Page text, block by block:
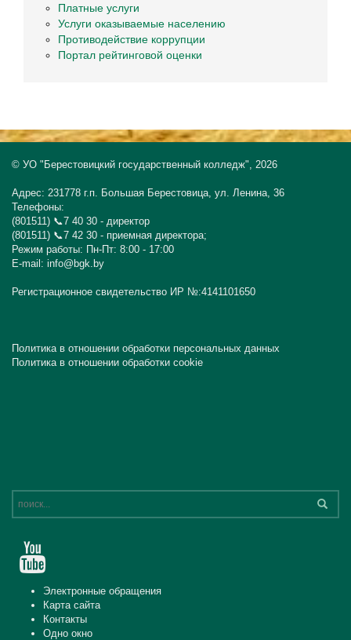
Платные услуги
Услуги оказываемые населению
Противодействие коррупции
Портал рейтинговой оценки
© УО "Берестовицкий государственный колледж", 2026
Адрес: 231778 г.п. Большая Берестовица, ул. Ленина, 36
Телефоны:
(801511) 📞7 40 30 - директор
(801511) 📞7 42 30 - приемная директора;
Режим работы: Пн-Пт: 8:00 - 17:00
E-mail: info@bgk.by
Регистрационное свидетельство ИР №:4141101650
Политика в отношении обработки персональных данных
Политика в отношении обработки cookie
Электронные обращения
Карта сайта
Контакты
Одно окно